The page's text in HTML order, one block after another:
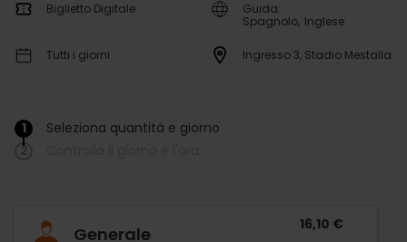
Biglietto Digitale
Guida:
Spagnolo Inglese
Tutti i giorni Ingresso 3, Stadio Mestalla
1 Seleziona quantità e giorno
/
2
Generale 16,10 €